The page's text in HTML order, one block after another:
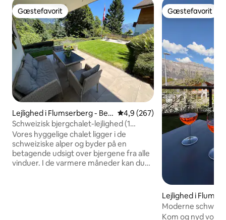
Gæstefavorit
Gæstefavorit
Lejlighed i Flumserberg - Ber
gheim
4,9 ud af 5 i gennemsnitlig
4,9 (267)
Schweizisk bjergchalet-lejlighed (1
soveværelse + sovesofa)
Vores hyggelige chalet ligger i de
schweiziske alper og byder på en
betagende udsigt over bjergene fra alle
vinduer. I de varmere måneder kan du
Gæstefavorit
Gæstefavorit
Lejlighed i Flums
Moderne
Kom og nyd